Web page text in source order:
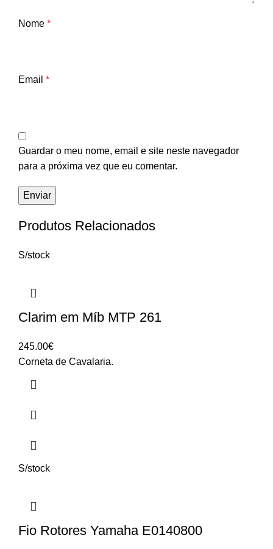
Nome *
Email *
Guardar o meu nome, email e site neste navegador
para a próxima vez que eu comentar.
Produtos Relacionados
S/stock
Clarim em Míb MTP 261
245.00€
Corneta de Cavalaria.
S/stock
Fio Rotores Yamaha E0140800